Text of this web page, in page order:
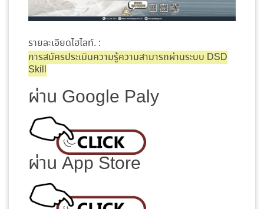
รายละเอียดไฮไลท์. :
การสมัครประเมินความรู้ความสามารถผ่านระบบ DSD
Skill
ผ่าน Google Paly
ผ่าน App Store